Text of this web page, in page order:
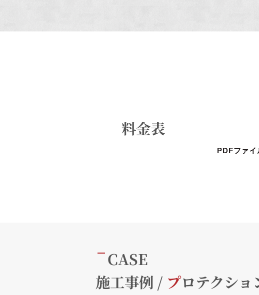
PDFファイ
料金表
CASE
施工事例 / プロテクショ